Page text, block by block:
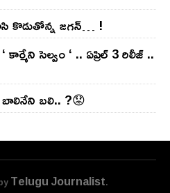
కొడుతోన్న జ‌గ‌న్‌… !
కార్మేని సెల్వం ‘ .. ఏప్రిల్ 3 రిలీజ్ ..
బాలినేని బలి.. ?😟
Telugu Journalist.